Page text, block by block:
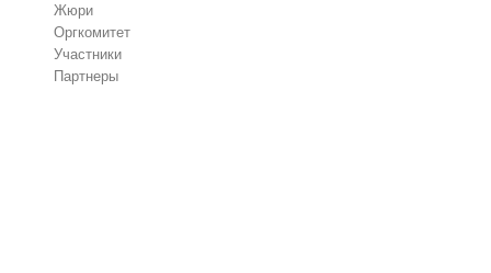
Жюри
Оргкомитет
Участники
Партнеры